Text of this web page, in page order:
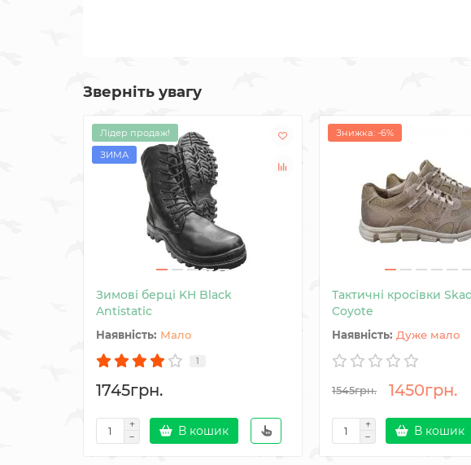
Зверніть увагу
Лідер продаж!
ЗИМА
Зимові берці KH Black
Antistatic
Мало
1
1745грн.
В кошик
Знижка: -6%
Тактичні кросівки
Coyote
Дуже мало
1545грн. 1450грн.
В кошик